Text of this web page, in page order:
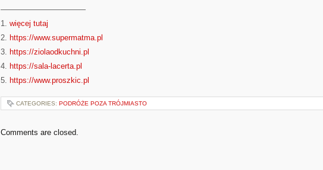
———————————
1. więcej tutaj
2. https://www.supermatma.pl
3. https://ziolaodkuchni.pl
4. https://sala-lacerta.pl
5. https://www.proszkic.pl
CATEGORIES: PODRÓŻE POZA TRÓJMIASTO
Comments are closed.